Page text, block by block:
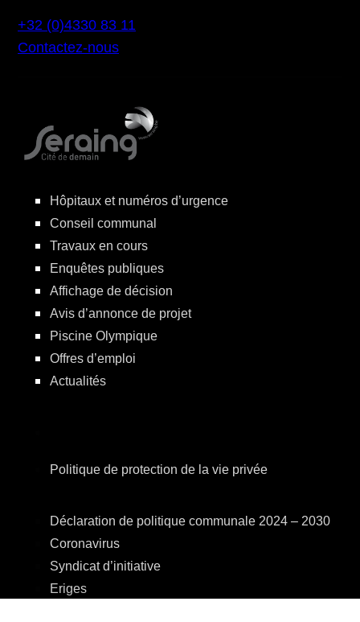
+32 (0)4330 83 11
Contactez-nous
Hôpitaux et numéros d’urgence
Conseil communal
Travaux en cours
Enquêtes publiques
Affichage de décision
Avis d’annonce de projet
Piscine Olympique
Offres d’emploi
Actualités
Politique de protection de la vie privée
Déclaration de politique communale 2024 – 2030
Coronavirus
Syndicat d’initiative
Eriges